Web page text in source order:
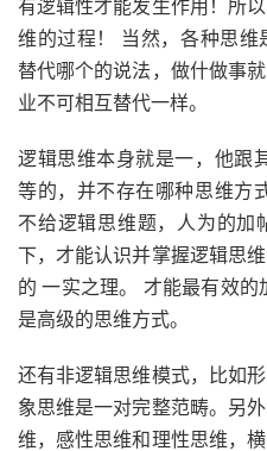
有逻辑性才能发生作用！所
维的过程！ 当然，各种思维
替代哪个的说法，做什做事
业不可相互替代一样。
逻辑思维本身就是一，他跟
等的，并不存在哪种思维方
不给逻辑思维题，人为的加
下，才能认识并掌握逻辑思
的 一实之理。 才能最有效
是高级的思维方式。
还有非逻辑思维模式，比如
象思维是一对完整范畴。另
维，感性思维和理性思维，